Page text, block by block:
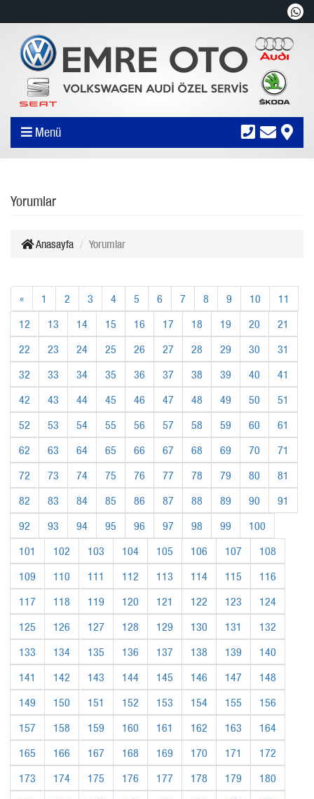
Menü
Yorumlar
Anasayfa Yorumlar
« 1 2 3 4 5 6 7 8 9 10
11
12
13 14 15 16 17 18 19 20
21
22
23 24 25 26 27 28 29 30
31
32
33 34 35 36 37 38 39 40
41
42
43 44 45 46 47 48 49 50
51
52
53 54 55 56 57 58 59 60
61
62
63 64 65 66 67 68 69 70
71
72
73 74 75 76 77 78 79 80
81
82
83 84 85 86 87 88 89 90
91
92
93 94 95 96 97 98 99
100
101
102 103 104 105 106 107
108
109
110 111 112 113 114 115
116
117
118 119 120 121 122 123
124
125
126 127 128 129 130 131
132
133
134 135 136 137 138 139
140
141
142 143 144 145 146 147
148
149
150 151 152 153 154 155
156
157
158 159 160 161 162 163
164
165
166 167 168 169 170 171
172
173
174 175 176 177 178 179
180